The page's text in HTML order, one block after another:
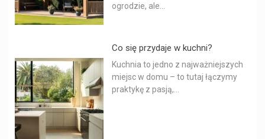
ogrodzie, ale...
Co się przydaje w kuchni?
Kuchnia to jedno z najważniejszych
miejsc w domu – to tutaj łączymy
praktykę z pasją,...